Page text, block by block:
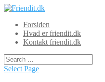
Forsiden
Hvad er friendit.dk
Kontakt friendit.dk
Select Page